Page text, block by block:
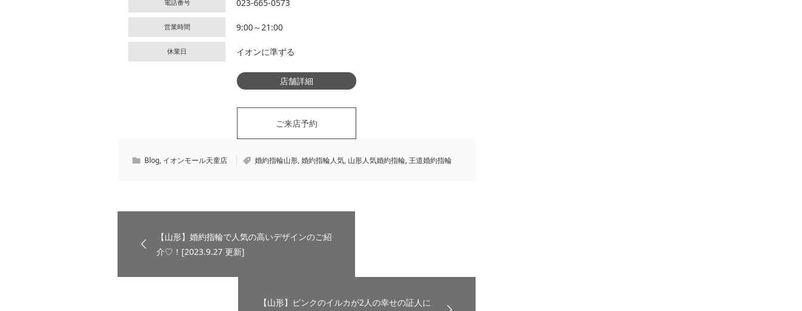
電話番号 023-665-0573
営業時間 9:00～21:00
休業日 イオンに準ずる
店舗詳細
ご来店予約
Blog, イオンモール天童店 婚約指輪山形,婚約指輪人気, 山形人気婚約指輪, 王道婚約指輪
【山形】婚約指輪で人気の高いデザインのご紹
介♡！[2023.9.27 更新]
【山形】ピンクのイルカが2人の幸せの証人に